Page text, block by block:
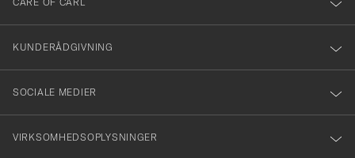
vårt
nyhetsbrev!
KUNDERÅDGIVNING
SOCIALE MEDIER
VIRKSOMHEDSOPLYSNINGER